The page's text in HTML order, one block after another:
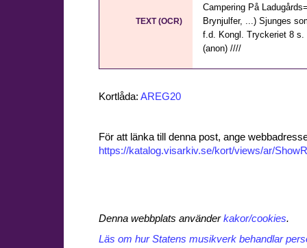
TEXT (OCR)
Campering På
Brynjulfer, ...) Sjunges
f.d. Kongl. Tryckeriet 8
(anon) ////
Kortlåda: AREG20
För att länka till denna post, ange
https://katalog.visarkiv.se/kort/views/ar/
Denna webbplats använderkakor/cookies.
Läs om hur Statens musikverk behandlar